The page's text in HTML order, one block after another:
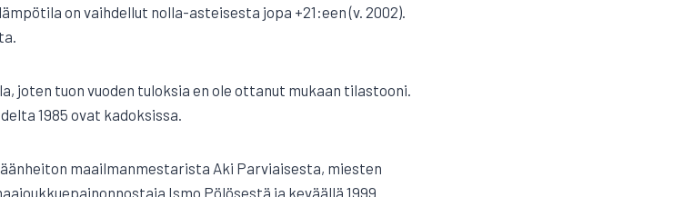
on vaihdellut nolla-asteisesta jopa +21:een (v. 2002).
joten tuon vuoden tuloksia en ole ottanut mukaan tilastooni.
1985 ovat kadoksissa.
maailmanmestarista Aki Parviaisesta, miesten
Ismo Pölösestä ja keväällä 1999